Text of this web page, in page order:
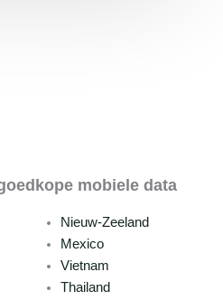
mobiele data
Nieuw-Zeeland
Mexico
Vietnam
Thailand